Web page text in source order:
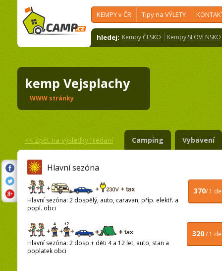
KEMPY v ČR Tipy na VÝLETY
hledej: Kempy ČESKO Kempy SLOVENSKO
kemp Vejsplachy
WWW stránky
<< Zpět na výsledky hledání Camping Vybavení
Hlavní sezóna
370/ 1
Hlavní sezóna: 2 dospělý, auto, caravan, příp. elektř. a
popl. obci
320/ 1
Hlavní sezóna: 2 dosp.+ děti 4 a 12 let, auto, stan a
poplatek obci